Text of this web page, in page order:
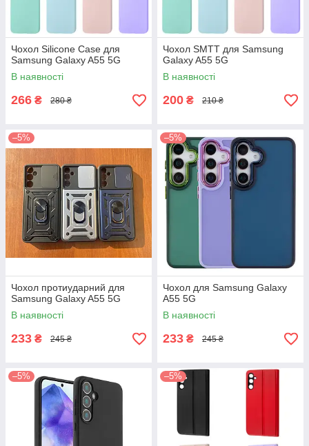
Чохол Silicone Case для
Samsung Galaxy A55 5G
В наявності
266 ₴ 280 ₴
Чохол SMTT для Samsung
Galaxy A55 5G
В наявності
200 ₴ 210 ₴
–5%
Чохол протиударний для
Samsung Galaxy A55 5G
В наявності
233 ₴ 245 ₴
–5%
Чохол для Samsung Galaxy
A55 5G
В наявності
233 ₴ 245 ₴
–5% –5%